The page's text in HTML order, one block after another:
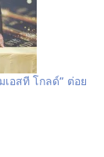
อสที โกลด์” ต่อย